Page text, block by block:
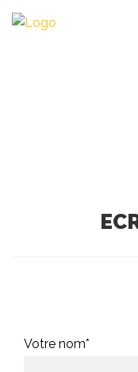
Votre nom*